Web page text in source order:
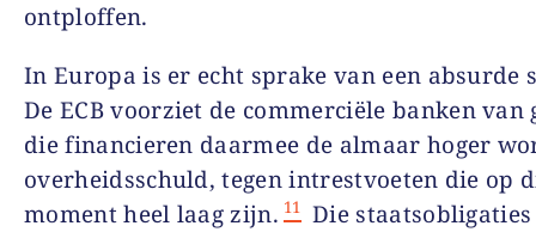
ontploffen.
In Europa is er echt sprake van een absurde
De ECB voorziet de commerciële banken van
die financieren daarmee de almaar hoger
overheidsschuld, tegen intrestvoeten die op
moment heel laag zijn. 11 Die